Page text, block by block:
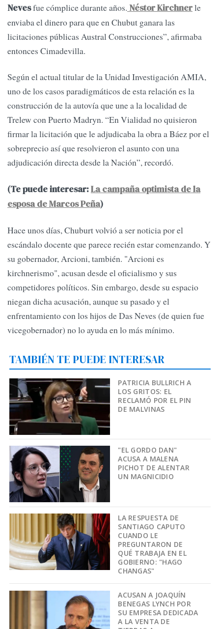
Nevesfue cómplice durante años. Néstor Kirchnerle
enviaba el dinero para que en Chubut ganara las
licitaciones públicas Austral Construcciones”, afirmaba
entonces Cimadevilla.
Según el actual titular de la Unidad Investigación AMIA,
uno de los casos paradigmáticos de esta relación es la
construcción de la autovía que une a la localidad de
Trelew con Puerto Madryn. “En Vialidad no quisieron
firmar la licitación que le adjudicaba la obra a Báez por el
sobreprecio así que resolvieron el asunto con una
adjudicación directa desde la Nación”, recordó.
(Te puede interesar:La campaña optimista de la
esposa de Marcos Peña)
Hace unos días, Chuburt volvió a ser noticia por el
escándalo docente que parece recién estar comenzando. Y
su gobernador, Arcioni, también. "Arcioni es
kirchnerismo", acusan desde el oficialismo y sus
competidores políticos. Sin embargo, desde su espacio
niegan dicha acusación, aunque su pasado y el
enfrentamiento con los hijos de Das Neves (de quien fue
vicegobernador) no lo ayuda en lo más mínimo.
TAMBIÉN TE PUEDE INTERESAR
PATRICIA BULLRICH A
LOS GRITOS: EL
RECLAMÓ POR EL PIN
DE MALVINAS
"EL GORDO DAN"
ACUSA A MALENA
PICHOT DE ALENTAR
UN MAGNICIDIO
LA RESPUESTA DE
SANTIAGO CAPUTO
CUANDO LE
PREGUNTARON DE
QUÉ TRABAJA EN EL
GOBIERNO: "HAGO
CHANGAS"
ACUSAN A JOAQUÍN
BENEGAS LYNCH POR
SU EMPRESA DEDICADA
A LA VENTA DE